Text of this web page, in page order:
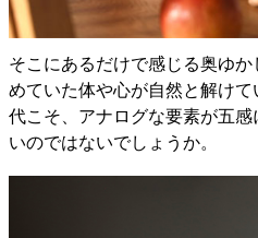
そこにあるだけで感じる奥ゆ
めていた体や心が自然と解け
代こそ、アナログな要素が五
いのではないでしょうか。